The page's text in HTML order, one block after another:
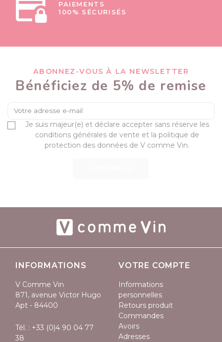
PAIEMENTS
100% SÉCURISÉS
ABONNEZ-VOUS À LA NEWSLETTER
Bénéficiez de 5% de remise
Je suis majeur(e) et déclare accepter sans réserve les
conditions générales de vente et la politique de
protection des données de V comme Vin.
INFORMATIONS
V Comme Vin
871, avenue Victor Hugo
Apt - 84400
Tél. : +33 (0)4 90 04 77
38
VOTRE COMPTE
Informations
personnelles
Retours produit
Commandes
Avoirs
Adresses